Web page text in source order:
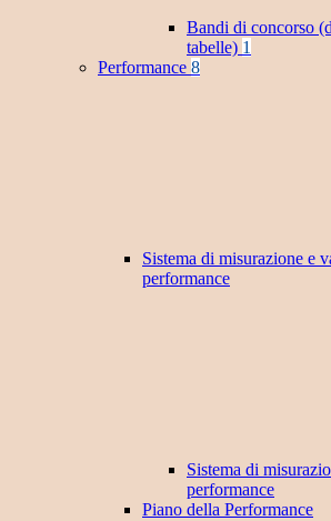
Bandi di concorso
tabelle) 1
Performance 8
Sistema di misurazione e
performance
Sistema di
performance
Piano della Performance